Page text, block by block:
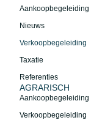
Aankoopbegeleiding
Nieuws
Verkoopbegeleiding
Taxatie
Referenties
AGRARISCH
Aankoopbegeleiding
Verkoopbegeleiding